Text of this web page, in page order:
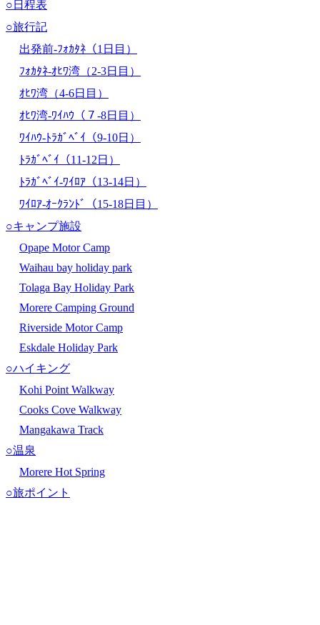
○日程表
○旅行記
出発前-ﾌｫｶﾀﾈ（1日目）
ﾌｫｶﾀﾈ-ｵﾋﾜ湾（2-3日目）
ｵﾋﾜ湾（4-6日目）
ｵﾋﾜ湾-ﾜｲﾊｳ（７-8日目）
ﾜｲﾊｳ-ﾄﾗｶﾞﾍﾞｲ（9-10日）
ﾄﾗｶﾞﾍﾞｲ（11-12日）
ﾄﾗｶﾞﾍﾞｲ-ﾜｲﾛｱ（13-14日）
ﾜｲﾛｱ-ｵｰｸﾗﾝﾄﾞ（15-18日目）
○キャンプ施設
Opape Motor Camp
Waihau bay holiday park
Tolaga Bay Holiday Park
Morere Camping Ground
Riverside Motor Camp
Eskdale Holiday Park
○ハイキング
Kohi Point Walkway
Cooks Cove Walkway
Mangakawa Track
○温泉
Morere Hot Spring
○旅ポイント